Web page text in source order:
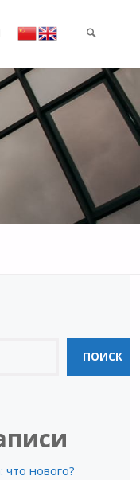
SEARCH
ПОИСК
что нового?